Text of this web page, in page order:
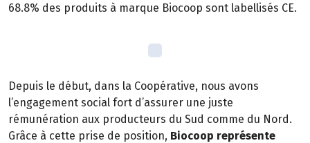
68.8% des produits à marque Biocoop sont labellisés CE.
Depuis le début, dans la Coopérative, nous avons
l’engagement social fort d’assurer une juste
rémunération aux producteurs du Sud comme du Nord.
Grâce à cette prise de position, Biocoop représente